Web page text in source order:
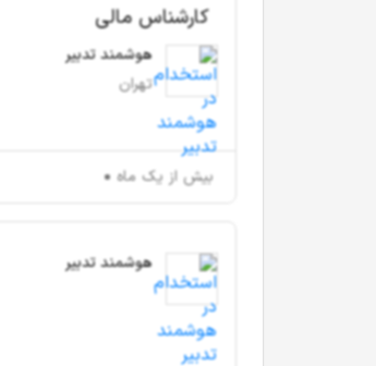
کارشناس مالی
هوشمند تدبیر
تهران
بیش از یک ماه
هوشمند تدبیر